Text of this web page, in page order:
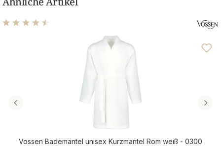
Durchschnittliche Bewertung von 4.56 von 5 Sternen
Vossen Bademäntel unisex Kurzmantel Rom weiß - 0300